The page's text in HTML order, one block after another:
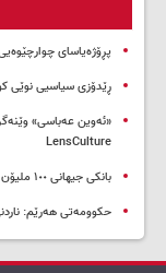
پڕۆژەیاسای
ڕێدۆزی سیاسیی نوێی
LensCulture
بانکی جیهانی ١٠٠ ملیۆن دۆلار بۆ نوێکردنەوەی سیستەمی پارەی سووریا تەرخان دەکات
حکوومەتی هەرێم: